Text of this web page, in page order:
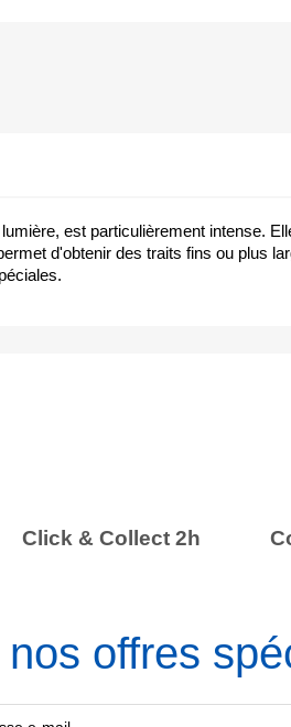
est particulièrement intense.
d'obtenir des traits fins ou plus
Click & Collect 2h
offres